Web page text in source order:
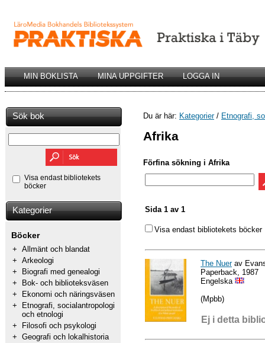
MIN BOKLISTA MINA UPPGIFTER LOGGA IN
Sök bok
Visa endast bibliotekets
böcker
Kategorier
Böcker
+ Allmänt och blandat
+ Arkeologi
+
Biografi med genealogi
+
Bok- och biblioteksväsen
+
Ekonomi och näringsväsen
+
Etnografi, socialantropologi
och etnologi
+
Filosofi och psykologi
+ Geografi och lokalhistoria
Du är här: Kategorier/ Etnografi,
Afrika
Förfina sökning i Afrika
Sida 1 av 1
Visa endast bibliotekets böcker
The Nuerav
Paperback, 1987
Engelska
(Mpbb)
Ej i detta